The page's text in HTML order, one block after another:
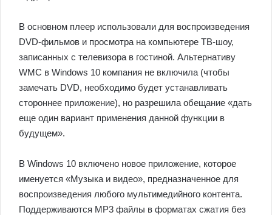
В основном плеер использовали для воспроизведения
DVD-фильмов и просмотра на компьютере ТВ-шоу,
записанных с телевизора в гостиной. Альтернативу
WMC в Windows 10 компания не включила (чтобы
замечать DVD, необходимо будет устанавливать
стороннее приложение), но разрешила обещание «дать
еще один вариант применения данной функции в
будущем».
В Windows 10 включено новое приложение, которое
именуется «Музыка и видео», предназначенное для
воспроизведения любого мультимедийного контента.
Поддерживаются MP3 файлы в форматах сжатия без